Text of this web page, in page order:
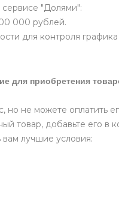
"Долями":
000 рублей.
для контроля
приобретения
но не можете
товар, добавьте его
лучшие условия: